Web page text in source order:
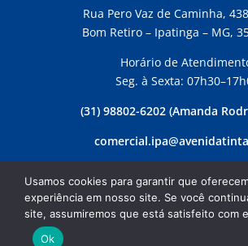
Rua Pero Vaz de Caminha,
Bom Retiro – Ipatinga – MG,
Horário de
Seg. à Sexta:
(31) 98802-6202 (Amanda
Copyright Avenida Tintas |
| Sua Empresa na
Usamos cookies para garantir que
experiência em nosso site. Se você
site, assumiremos que está satisfeito com
Ok